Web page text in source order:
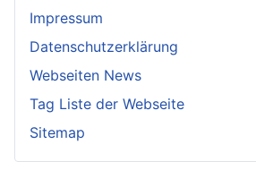
Impressum
Datenschutzerklärung
Webseiten News
Tag Liste der Webseite
Sitemap